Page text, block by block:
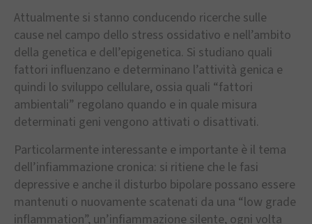
Attualmente si stanno conducendo ricerche sulle
cause nel campo dello stress ossidativo e nell’ambito
della genetica e dell’epigenetica. Si studiano quali
fattori influenzano e determinano l’attività genica e
quindi lo sviluppo cellulare, ossia quali “fattori
ambientali” regolano quando e in quale misura
determinati geni vengono attivati o disattivati.
Particolarmente interessante e importante è il tema
dell’infiammazione cronica: si ritiene che le fasi
depressive e anche il disturbo bipolare possano essere
mantenuti o nuovamente scatenati da una “low grade
inflammation”, un’infiammazione silente, ogni volta